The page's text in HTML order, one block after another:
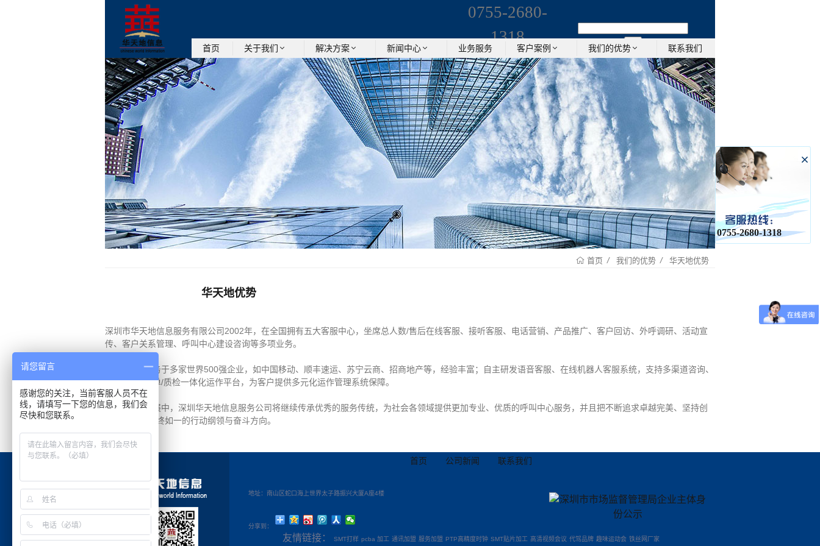
0755-2680-
1318
首页 关于我们 解决方案 新闻中心 业务服务 客户案例 我们的优势 联系我们
首页 我们的优势 华天地优势
华天地优势
深圳市华天地信息服务有限公司2002年，在全国拥有五大客服中心，坐席总人数/售后在线客服、接听客服、电话营销、产品推广、客户回访、外呼调研、活动宣
传、客户关系管理、呼叫中心建设咨询等多项业务。
我司长期服务于多家世界500强企业，如中国移动、顺丰速运、苏宁云商、招商地产等，经验丰富；自主研发语音客服、在线机器人客服系统，支持多渠道咨询、
全天/外呼/工单/质检一体化运作平台，为客户提供多元化运作管理系统保障。
在未来的发展中，深圳华天地信息服务公司将继续传承优秀的服务传统，为社会各领域提供更加专业、优质的呼叫中心服务，并且把不断追求卓越完美、坚持创
新作为自身始终如一的行动纲领与奋斗方向。
0755-2680-1318
首页 公司新闻 联系我们
地址：南山区蛇口海上世界太子路振兴大厦A座4楼
分享到：
友情链接： SMT打样 pcba 加工 通讯加盟 服务加盟 PTP高精度时钟 SMT贴片加工 高清视频会议 代驾品牌 趣味运动会 铁丝网厂家
请您留言
感谢您的关注，当前客服人员不在
线，请填写一下您的信息，我们会
尽快和您联系。